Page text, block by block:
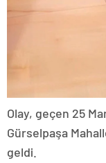
Olay, geçen 25
Gürselpaşa
geldi.